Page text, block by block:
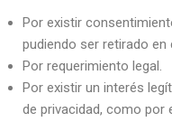
Por existir
pudiendo ser retirado
Por requerimiento legal.
Por existir un interés
de privacidad, como por